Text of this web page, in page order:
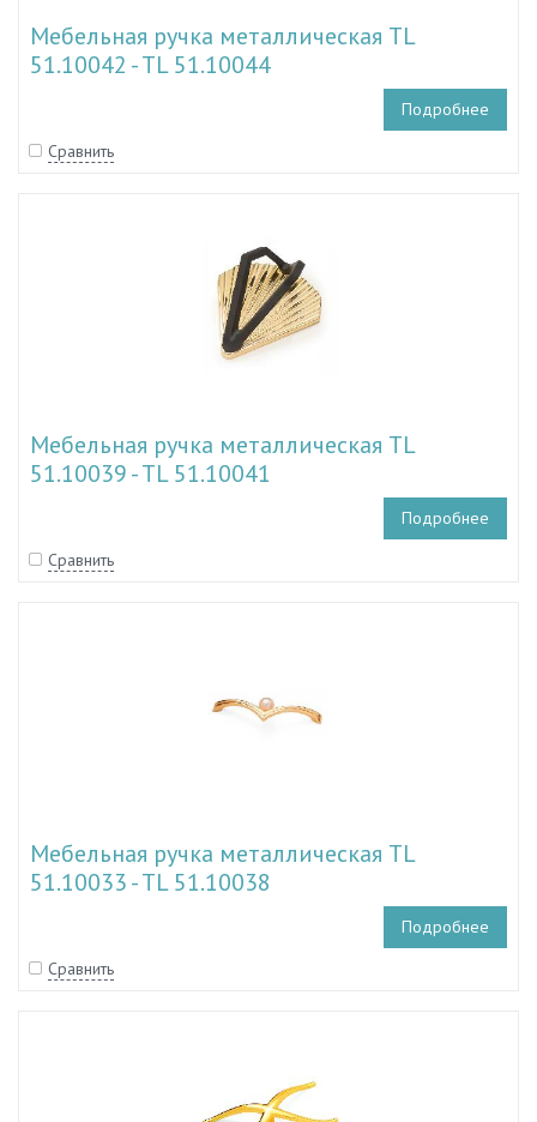
Мебельная ручка металлическая TL
51.10042 - TL 51.10044
Подробнее
Сравнить
Мебельная ручка металлическая TL
51.10039 - TL 51.10041
Подробнее
Сравнить
Мебельная ручка металлическая TL
51.10033 - TL 51.10038
Подробнее
Сравнить